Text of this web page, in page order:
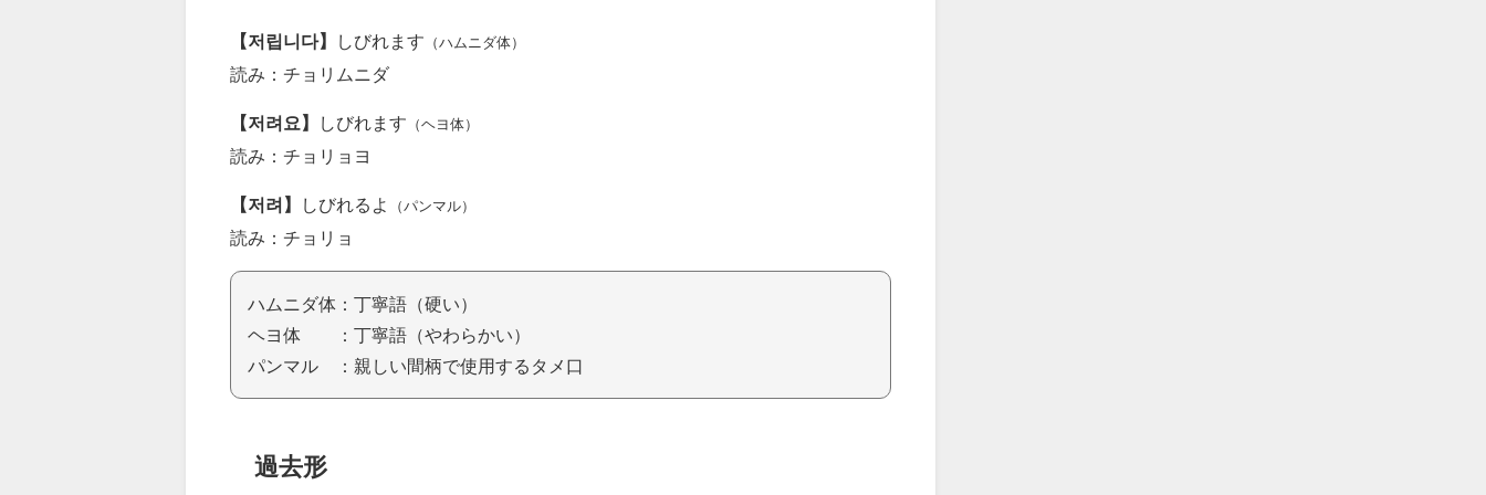
【저립니다】 しびれます （ハムニダ体）
読み：チョリムニダ
【저려요】 しびれます （ヘヨ体）
読み：チョリョヨ
【저려】 しびれるよ （パンマル）
読み：チョリョ
ハムニダ体：丁寧語（硬い）
ヘヨ体 ：丁寧語（やわらかい）
パンマル ：親しい間柄で使用するタメ口
過去形